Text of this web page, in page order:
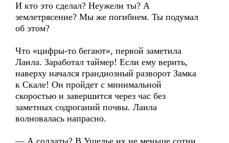
И кто это сделал? Неужели ты? А
землетрясение? Мы же погибнем. Ты подумал
об этом?
Что «цифры-то бегают», первой заметила
Лаила. Заработал таймер! Если ему верить,
наверху начался грандиозный разворот Замка
к Скале! Он пройдет с минимальной
скоростью и завершится через час без
заметных содроганий почвы. Лаила
волновалась напрасно.
— А солдаты? В Ущелье их не меньше сотни.